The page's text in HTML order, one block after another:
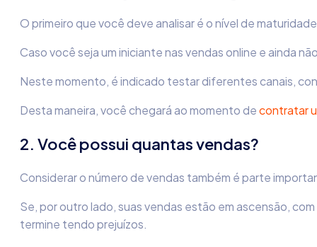
O primeiro que você deve analisar é o nível de
Caso você seja um iniciante nas vendas online e ainda
Neste momento, é indicado testar diferentes canais,
Desta maneira, você chegará ao momento decontratar
2. Você possui quantas vendas?
Considerar o número de vendas também é parte
Se, por outro lado, suas vendas estão em ascensão,
termine tendo prejuízos.